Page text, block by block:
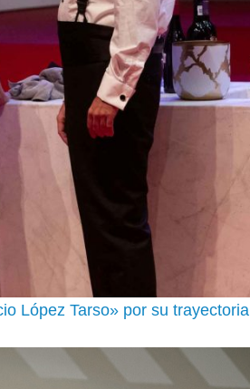
López Tarso» por su trayectoria